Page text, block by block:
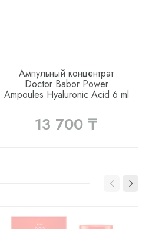
Ампульный концентрат
Doctor Babor Power
Ampoules Hyaluronic Acid 6 ml
13 700 ₸